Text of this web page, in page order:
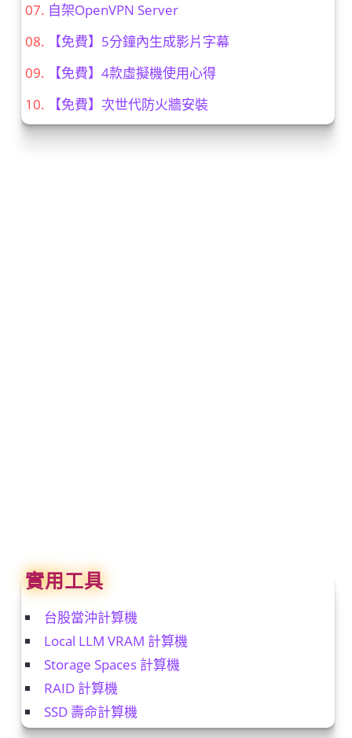
自架OpenVPN Server
【免費】5分鐘內生成影片字幕
【免費】4款虛擬機使用心得
【免費】次世代防火牆安裝
實用工具
台股當沖計算機
Local LLM VRAM 計算機
Storage Spaces 計算機
RAID 計算機
SSD 壽命計算機